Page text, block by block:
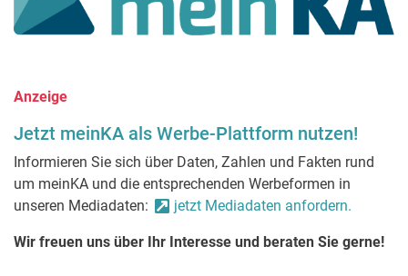
Anzeige
Jetzt meinKA als Werbe-Plattform nutzen!
Informieren Sie sich über Daten, Zahlen und Fakten rund
um meinKA und die entsprechenden Werbeformen in
unseren Mediadaten:
jetzt Mediadaten anfordern.
Wir freuen uns über Ihr Interesse und beraten Sie gerne!